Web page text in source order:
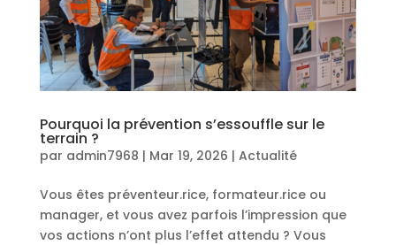
Pourquoi la prévention s’essouffle sur le
terrain ?
par admin7968 | Mar 19, 2026 | Actualité
Vous êtes préventeur.rice, formateur.rice ou
manager, et vous avez parfois l’impression que
vos actions n’ont plus l’effet attendu ? Vous